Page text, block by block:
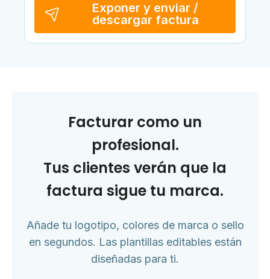
Exponer y enviar /
descargar factura
Facturar como un
profesional.
Tus clientes verán que la
factura sigue tu marca.
Añade tu logotipo, colores de marca o sello
en segundos. Las plantillas editables están
diseñadas para ti.